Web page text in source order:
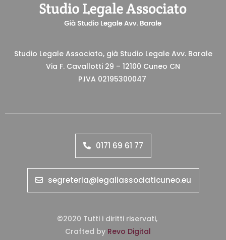
Studio Legale Associato, già Studio Legale Avv. Barale
Via F. Cavallotti 29 – 12100 Cuneo CN
P.IVA 02195300047
0171 69 61 77
segreteria@legaliassociaticuneo.eu
©2020 Tutti i diritti riservati,
Crafted by Revo Digital